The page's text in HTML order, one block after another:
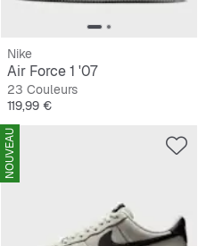
Nike
Air Force 1 '07
23 Couleurs
Prix
119,99 €
NOUVEAU